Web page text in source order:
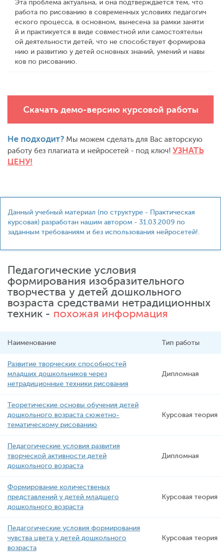
Эта проблема актуальна, и она подтверждается тем, что
работа по рисованию в современных условиях педагогич
еского процесса, в основном, вынесена за рамки заняти
й и практикуется в виде совместной или самостоятельн
ой деятельности детей, что не способствует формирова
нию и развитию у детей основных знаний, умений и навы
ков по рисованию.
Скачать демо-версию курсовой работы
Не подходит? Мы можем сделать для Вас авторскую
работу без плагиата и нейросетей - под ключ! УЗНАТЬ
ЦЕНУ!
Данный учебный материал (по структуре - Практическая
курсовая) разработан нашим автором - 31.03.2009 по
заданным требованиям и без использования нейросетей!.
Педагогические условия
формирования изобразительного
творчества у детей дошкольного
возраста средствами нетрадиционных
техник - похожая информация
Наименование Тип работы
Развитие творческих способностей
младших дошкольников через
нетрадиционные техники рисования
Дипломная
Теоретические основы обучения детей
дошкольного возраста сюжетно-
тематическому рисованию
Курсовая теория
Педагогические условия развития
творческой активности детей
дошкольного возраста
Дипломная
Формирование количественых
представлений у детей младшего
дошкольного возраста
Курсовая теория
Педагогические условия формирования
чувства цвета у детей дошкольного
возраста
Курсовая теория